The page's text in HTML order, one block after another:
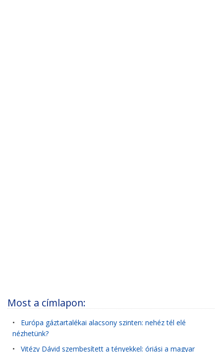
Most a címlapon:
• Európa gáztartalékai alacsony szinten: nehéz tél elé
nézhetünk?
• Vitézy Dávid szembesített a tényekkel: óriási a magyar